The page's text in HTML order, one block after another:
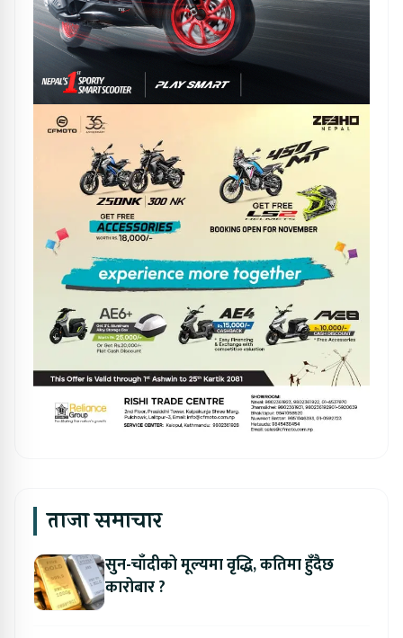
ताजा समाचार
सुन-चाँदीको मूल्यमा वृद्धि, कतिमा हुँदैछ
कारोबार ?